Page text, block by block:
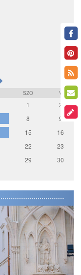
SZO V
1 2
8 9
15
16
22
23
29
30